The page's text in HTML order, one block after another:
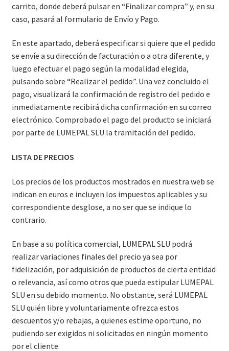
carrito, donde deberá pulsar en “Finalizar compra” y, en su
caso, pasará al formulario de Envío y Pago.
En este apartado, deberá especificar si quiere que el pedido
se envíe a su dirección de facturación o a otra diferente, y
luego efectuar el pago según la modalidad elegida,
pulsando sobre “Realizar el pedido”. Una vez concluido el
pago, visualizará la confirmación de registro del pedido e
inmediatamente recibirá dicha confirmación en su correo
electrónico. Comprobado el pago del producto se iniciará
por parte de LUMEPAL SLU la tramitación del pedido.
LISTA DE PRECIOS
Los precios de los productos mostrados en nuestra web se
indican en euros e incluyen los impuestos aplicables y su
correspondiente desglose, a no ser que se indique lo
contrario.
En base a su política comercial, LUMEPAL SLU podrá
realizar variaciones finales del precio ya sea por
fidelización, por adquisición de productos de cierta entidad
o relevancia, así como otros que pueda estipular LUMEPAL
SLU en su debido momento. No obstante, será LUMEPAL
SLU quién libre y voluntariamente ofrezca estos
descuentos y/o rebajas, a quienes estime oportuno, no
pudiendo ser exigidos ni solicitados en ningún momento
por el cliente.